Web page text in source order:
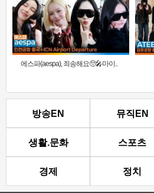
에스파(aespa), 죄송해요🥺🎤마이..
방송EN 뮤직EN
생활.문화 스포츠
경제 정치